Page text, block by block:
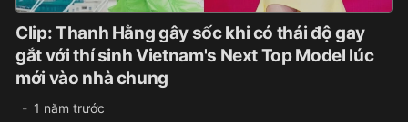
Clip: Thanh Hằng gây sốc khi có thái độ gay
gắt với thí sinh Vietnam's Next Top Model lúc
mới vào nhà chung
1 năm trước